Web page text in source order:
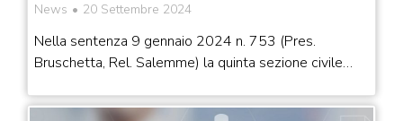
News 20 Settembre 2024
Nella sentenza 9 gennaio 2024 n. 753 (Pres.
Bruschetta, Rel. Salemme) la quinta sezione civile…